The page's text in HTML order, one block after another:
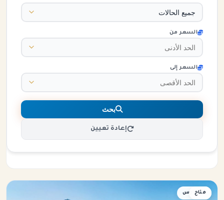
السعر من
السعر إلى
بحث
إعادة تعيين
بنتهاوس
متاح